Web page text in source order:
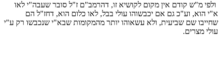
ולפי מ"ש קודם אין מקום לקושיא זו, דהרמב"ם ז"ל סובר שעבה"י לאו
א"י הוא, וע"כ גם אם יכבשוהו עולי בבל, לאו כלום הוא, דחז"ל הם
שחייבו שם שביעית, ולא עשאוהו יותר מהמקומות שבא"י שנכבשו רק ע"י
עולי מצרים.